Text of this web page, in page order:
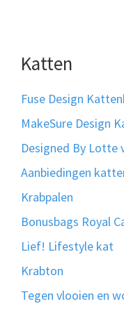
Katten
Fuse Design
MakeSure Design
Designed By Lotte
Aanbiedingen
Krabpalen
Bonusbags Royal
Lief! Lifestyle kat
Krabton
Tegen vlooien en